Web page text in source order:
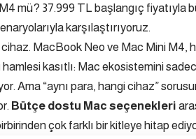
mü? 37.999 TL başlangıç fiyatıyla
karşılaştırıyoruz.
MacBook Neo ve Mac Mini M4,
hamlesi kasıtlı: Mac ekosistemini
Ama “aynı para, hangi cihaz”
Bütçe dostu Mac seçenekleri
çok farklı bir kitleye hitap